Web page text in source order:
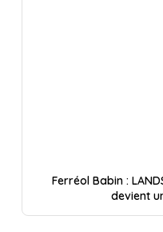
Ferréol Babin :
devient